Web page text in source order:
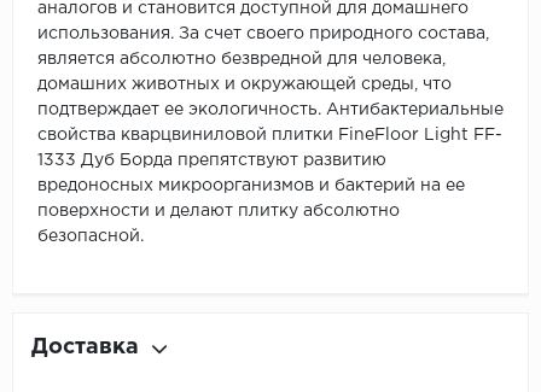
аналогов и становится доступной для домашнего
использования. За счет своего природного состава,
является абсолютно безвредной для человека,
домашних животных и окружающей среды, что
подтверждает ее экологичность. Антибактериальные
свойства кварцвиниловой плитки FineFloor Light FF-
1333 Дуб Борда препятствуют развитию
вредоносных микроорганизмов и бактерий на ее
поверхности и делают плитку абсолютно
безопасной.
Доставка